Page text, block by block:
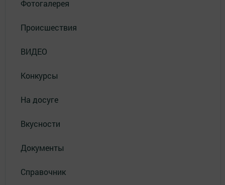
Фотогалерея
Происшествия
ВИДЕО
Конкурсы
На досуге
Вкусности
Документы
Справочник